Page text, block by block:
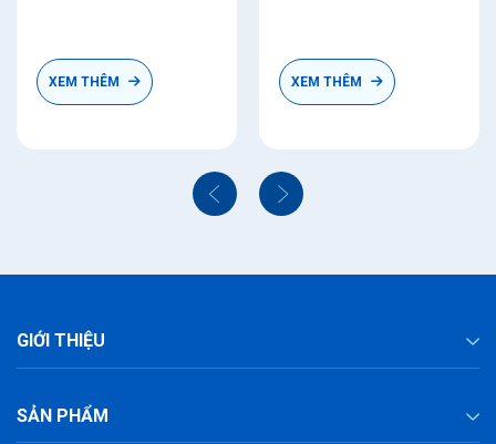
XEM THÊM XEM THÊM
GIỚI THIỆU
SẢN PHẨM